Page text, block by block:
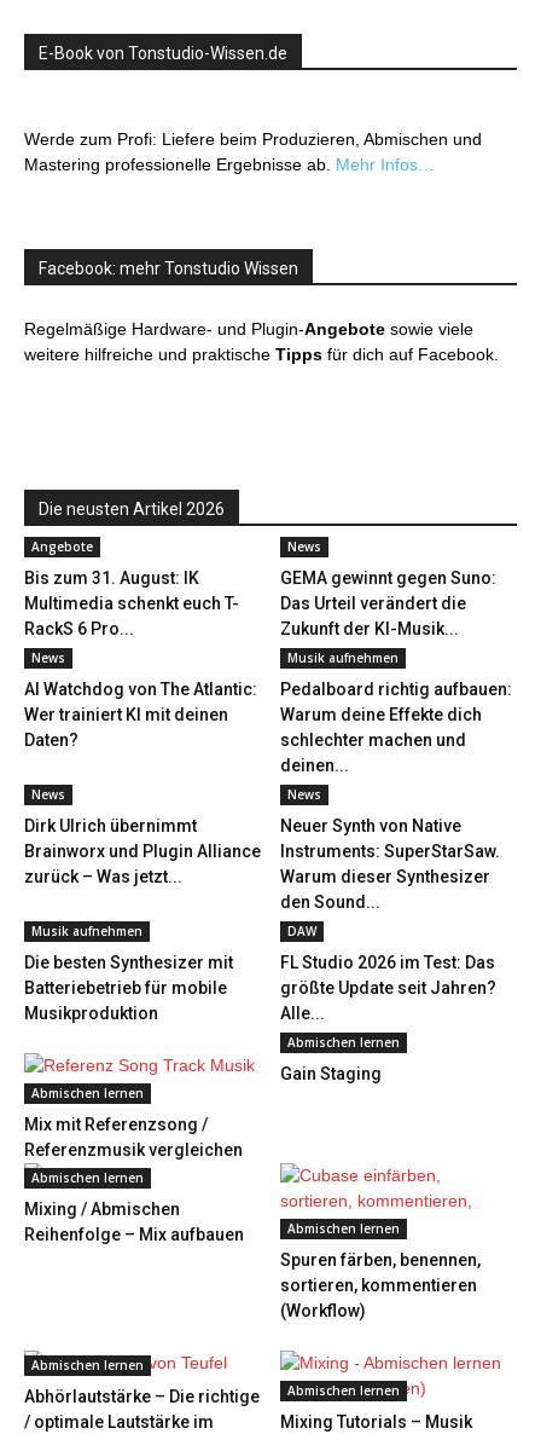
E-Book von Tonstudio-Wissen.de
Werde zum Profi: Liefere beim Produzieren, Abmischen und
Mastering professionelle Ergebnisse ab. Mehr Infos…
Facebook: mehr Tonstudio Wissen
Regelmäßige Hardware- und Plugin-Angebote sowie viele
weitere hilfreiche und praktische Tipps für dich auf Facebook.
Die neusten Artikel 2026
Angebote
Bis zum 31. August: IK
Multimedia schenkt euch T-
RackS 6 Pro...
News
GEMA gewinnt gegen Suno:
Das Urteil verändert die
Zukunft der KI-Musik...
News
AI Watchdog von The Atlantic:
Wer trainiert KI mit deinen
Daten?
Musik aufnehmen
Pedalboard richtig aufbauen:
Warum deine Effekte dich
schlechter machen und
deinen...
News
Dirk Ulrich übernimmt
Brainworx und Plugin Alliance
zurück – Was jetzt...
News
Neuer Synth von Native
Instruments: SuperStarSaw.
Warum dieser Synthesizer
den Sound...
Musik aufnehmen
Die besten Synthesizer mit
Batteriebetrieb für mobile
Musikproduktion
DAW
FL Studio 2026 im Test: Das
größte Update seit Jahren?
Alle...
Abmischen lernen
Mix mit Referenzsong /
Referenzmusik vergleichen
Abmischen lernen
Gain Staging
Abmischen lernen
Mixing / Abmischen
Reihenfolge – Mix aufbauen
Abmischen lernen
Spuren färben, benennen,
sortieren, kommentieren
(Workflow)
Abmischen lernen
Abhörlautstärke – Die richtige
/ optimale Lautstärke im
Abmischen lernen
Mixing Tutorials – Musik